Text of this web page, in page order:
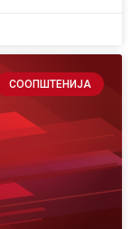
СООПШТЕНИЈА